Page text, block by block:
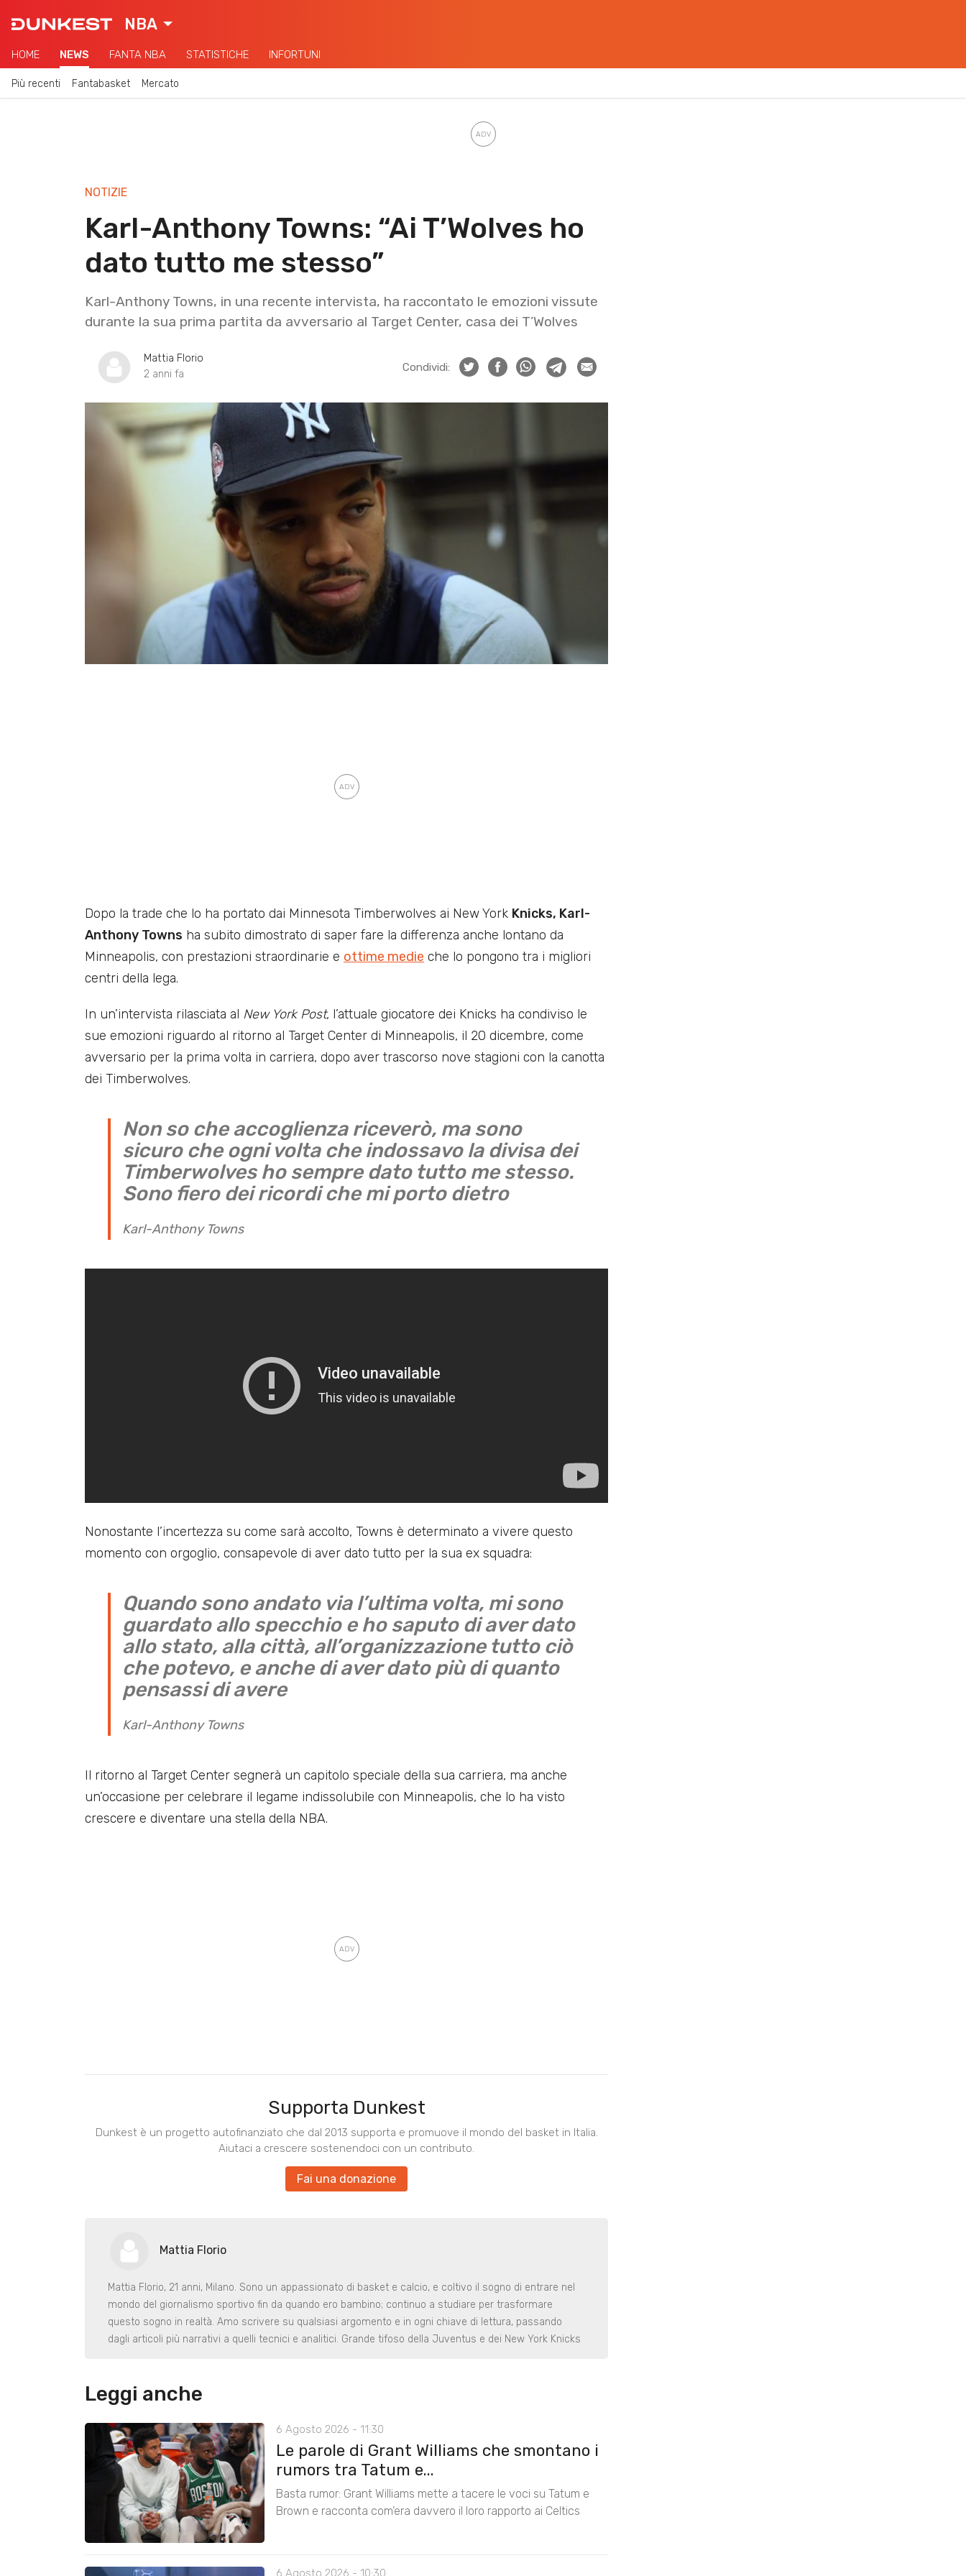
NBA
HOME NEWS FANTA NBA STATISTICHE INFORTUNI
Più recenti Fantabasket Mercato
NOTIZIE
Karl-Anthony Towns: “Ai T’Wolves ho
dato tutto me stesso”
Karl-Anthony Towns, in una recente intervista, ha raccontato le emozioni vissute
durante la sua prima partita da avversario al Target Center, casa dei T’Wolves
Mattia Florio
2 anni fa
Condividi:
Dopo la trade che lo ha portato dai Minnesota Timberwolves ai New York Knicks, Karl-
Anthony Towns ha subito dimostrato di saper fare la differenza anche lontano da
Minneapolis, con prestazioni straordinarie e ottime medie che lo pongono tra i migliori
centri della lega.
In un’intervista rilasciata al New York Post, l’attuale giocatore dei Knicks ha condiviso le
sue emozioni riguardo al ritorno al Target Center di Minneapolis, il 20 dicembre, come
avversario per la prima volta in carriera, dopo aver trascorso nove stagioni con la canotta
dei Timberwolves.
Non so che accoglienza riceverò, ma sono
sicuro che ogni volta che indossavo la divisa dei
Timberwolves ho sempre dato tutto me stesso.
Sono fiero dei ricordi che mi porto dietro
Karl-Anthony Towns
Nonostante l’incertezza su come sarà accolto, Towns è determinato a vivere questo
momento con orgoglio, consapevole di aver dato tutto per la sua ex squadra:
Quando sono andato via l’ultima volta, mi sono
guardato allo specchio e ho saputo di aver dato
allo stato, alla città, all’organizzazione tutto ciò
che potevo, e anche di aver dato più di quanto
pensassi di avere
Karl-Anthony Towns
Il ritorno al Target Center segnerà un capitolo speciale della sua carriera, ma anche
un’occasione per celebrare il legame indissolubile con Minneapolis, che lo ha visto
crescere e diventare una stella della NBA.
Supporta Dunkest
Dunkest è un progetto autofinanziato che dal 2013 supporta e promuove il mondo del basket in Italia.
Aiutaci a crescere sostenendoci con un contributo.
Fai una donazione
Mattia Florio
Mattia Florio, 21 anni, Milano. Sono un appassionato di basket e calcio, e coltivo il sogno di entrare nel
mondo del giornalismo sportivo fin da quando ero bambino; continuo a studiare per trasformare
questo sogno in realtà. Amo scrivere su qualsiasi argomento e in ogni chiave di lettura, passando
dagli articoli più narrativi a quelli tecnici e analitici. Grande tifoso della Juventus e dei New York Knicks
Leggi anche
6 Agosto 2026 - 11:30
Le parole di Grant Williams che smontano i
rumors tra Tatum e...
Basta rumor: Grant Williams mette a tacere le voci su Tatum e
Brown e racconta com’era davvero il loro rapporto ai Celtics
6 Agosto 2026 - 10:30